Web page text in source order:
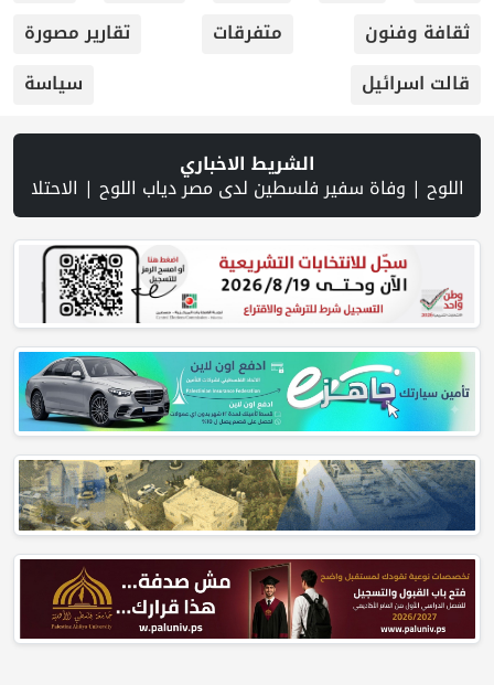
ثقافة وفنون
متفرقات
تقارير مصورة
قالت اسرائيل
سياسة
الشريط الاخباري
حماس ترمم بنيتها التحتية والجيش الإسرائيلي مقيد بفعل الضغوط الأميركية | شهادات جنود تكشف تغوّل إرهاب المستوطنين وتواطؤ جيش الاحتلال في الضفة | قصف وإطلاق نار إسرائيلي متواصل يستهدف النازحين في غزة | الجيش الإسرائيلي: أنهينا 80% من "مشروع الشرق" على الحدود مع سوريا | الاحتلال يقتحم عدة قرى في نابلس ويداهم منازل ويستجوب مواطنين | اسعار صرف العملات | حملة في الولايات المتحدة تدعو الأطباء لمقاطعة الجمعية الطبية الأمريكية احتجاجاً على موقفها من غزة | مفاوضات هرمز تتقدم وسط مؤشرات على تهدئة | إسرائيل: مشروع إماراتي لإقامة مجمّع خيام في غزة تحت إشراف الجيش